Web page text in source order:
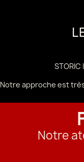
Notre approche est
Notre